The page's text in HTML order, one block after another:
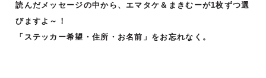
読んだメッセージの中から、エマタケ＆まきむーが1枚ずつ選
びますよ～！
「ステッカー希望・住所・お名前」をお忘れなく。